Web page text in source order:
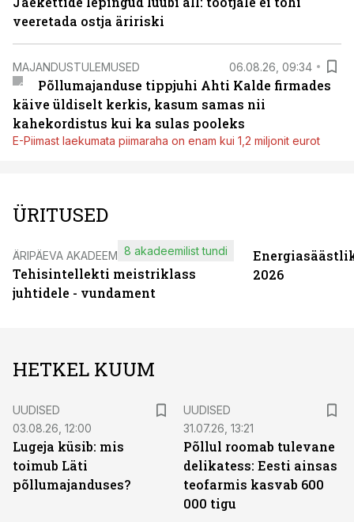
veeretada ostja äririski
MAJANDUSTULEMUSED 06.08.26, 09:34
Põllumajanduse tippjuhi Ahti Kalde firmades
käive üldiselt kerkis, kasum samas nii
kahekordistus kui ka sulas pooleks
E-Piimast laekumata piimaraha on enam kui 1,2 miljonit eurot
ÜRITUSED
ÄRIPÄEVA AKADEEMIA
Tehisintellekti meistriklass
juhtidele - vundament
8 akadeemilist tundi
2026
HETKEL KUUM
UUDISED
03.08.26, 12:00
Lugeja küsib: mis
toimub Läti
põllumajanduses?
UUDISED
31.07.26, 13:21
Põllul roomab tulevane
delikatess: Eesti ainsas
teofarmis kasvab 600
000 tigu